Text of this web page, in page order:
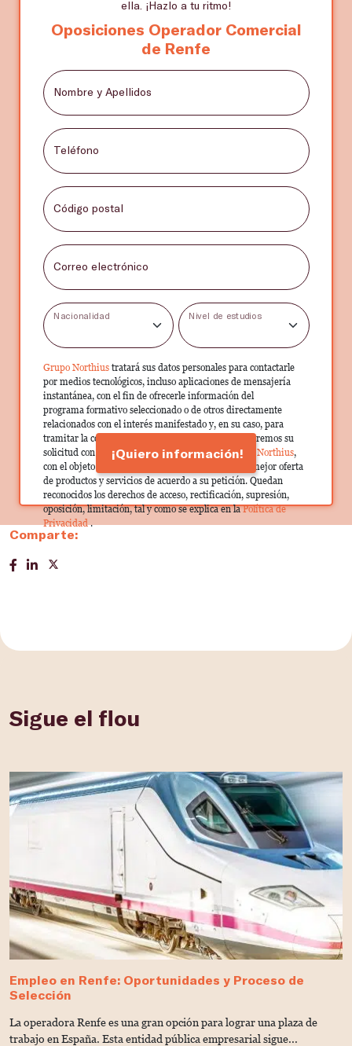
ella. ¡Hazlo a tu ritmo!
Oposiciones Operador Comercial
de Renfe
Nombre y Apellidos
Teléfono
Código postal
Correo electrónico
Nacionalidad Nivel de estudios
Grupo Northius tratará sus datos personales para contactarle
por medios tecnológicos, incluso aplicaciones de mensajería
instantánea, con el fin de ofrecerle información del
programa formativo seleccionado o de otros directamente
relacionados con el interés manifestado y, en su caso, para
tramitar la contratación correspondiente. Compartiremos su
solicitud con las empresas que conforman elGrupo Northius,
con el objeto de que estas puedan hacerle llegar la mejor oferta
de productos y servicios de acuerdo a su petición. Quedan
reconocidos los derechos de acceso, rectificación, supresión,
oposición, limitación, tal y como se explica en laPolítica de
Privacidad.
¡Quiero información!
Comparte:
Sigue el flou
Empleo en Renfe: Oportunidades y Proceso de
Selección
La operadora Renfe es una gran opción para lograr una plaza de
trabajo en España. Esta entidad pública empresarial sigue...